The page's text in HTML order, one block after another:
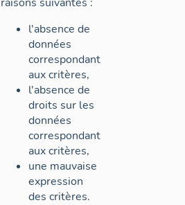
l'absence de
données
correspondant
aux critères,
l'absence de
droits sur les
données
correspondant
aux critères,
une mauvaise
expression
des critères.